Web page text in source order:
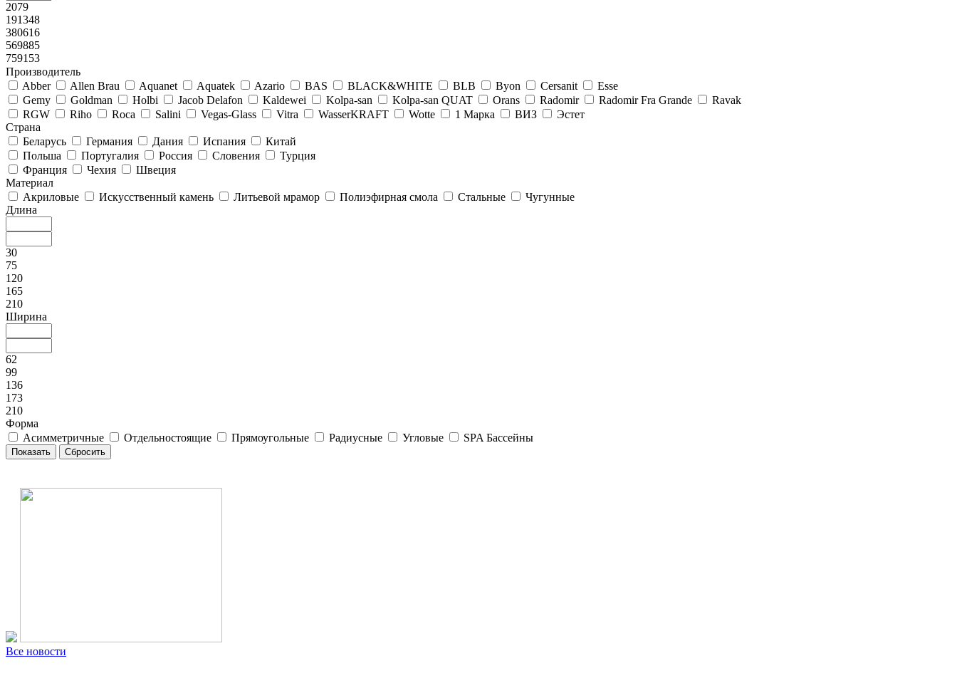
2079
191348
380616
569885
759153
Производитель
Abber
Allen Brau Aquanet Aquatek Azario BAS BLACK&WHITE BLB Byon Cersanit
Esse
Gemy
Goldman Holbi Jacob Delafon Kaldewei Kolpa-san Kolpa-san QUAT Orans Radomir Radomir Fra Grande
Ravak
RGW
Riho Roca Salini Vegas-Glass Vitra WasserKRAFT Wotte 1 Марка ВИЗ
Эстет
Страна
Беларусь
Германия Дания Испания
Китай
Польша
Португалия Россия Словения
Турция
Франция
Чехия
Швеция
Материал
Акриловые
Искусственный камень Литьевой мрамор Полиэфирная смола Стальные
Чугунные
Длина
30
75
120
165
210
Ширина
62
99
136
173
210
Форма
Асимметричные
Отдельностоящие Прямоугольные Радиусные Угловые SPA Бассейны
Все новости